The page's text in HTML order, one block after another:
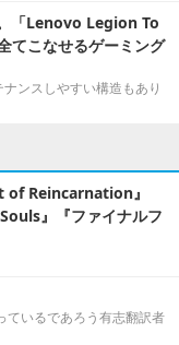
「Lenovo Legion To
てこなせるゲーミング
ンスしやすい構造もあり
of Reincarnation』
』『ファイナルフ
ているであろう有志翻訳者